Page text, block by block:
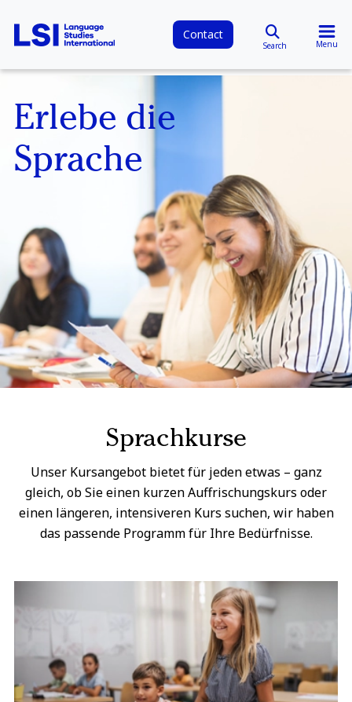
Contact
Search Menu
Erlebe die
Sprache
Sprachkurse
Unser Kursangebot bietet für jeden etwas – ganz
gleich, ob Sie einen kurzen Auffrischungskurs oder
einen längeren, intensiveren Kurs suchen, wir haben
das passende Programm für Ihre Bedürfnisse.